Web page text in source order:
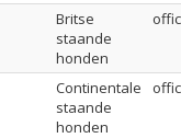
Britse
staande
honden
Continentale
staande
honden